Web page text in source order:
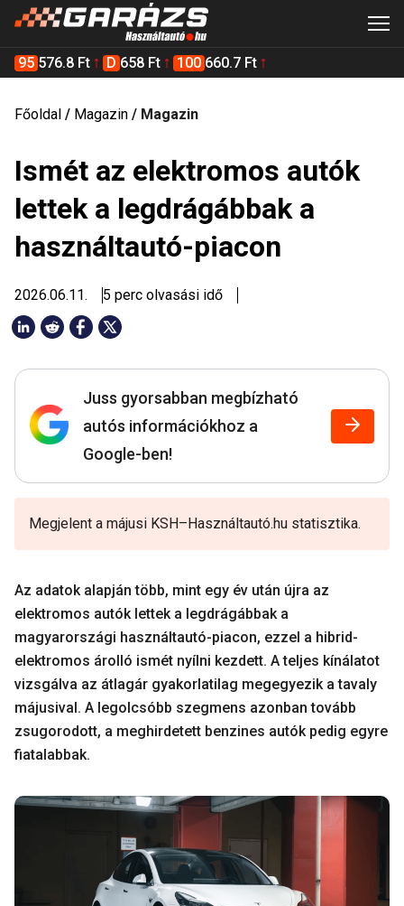
95 576.8 Ft D 658 Ft 100 660.7 Ft
Főoldal / Magazin / Magazin
Ismét az elektromos autók
lettek a legdrágábbak a
használtautó-piacon
2026.06.11. 5 perc olvasási idő
Juss gyorsabban megbízható
autós információkhoz a
Google-ben!
Megjelent a májusi KSH–Használtautó.hu statisztika.
Az adatok alapján több, mint egy év után újra az
elektromos autók lettek a legdrágábbak a
magyarországi használtautó-piacon, ezzel a hibrid-
elektromos árolló ismét nyílni kezdett. A teljes kínálatot
vizsgálva az átlagár gyakorlatilag megegyezik a tavaly
májusival. A legolcsóbb szegmens azonban tovább
zsugorodott, a meghirdetett benzines autók pedig egyre
fiatalabbak.